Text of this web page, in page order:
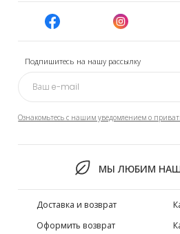
Подпишитесь на нашу рассылку
Ознакомьтесь с нашим уведомлением о
МЫ ЛЮБИМ
Доставка и возврат
Оформить возврат